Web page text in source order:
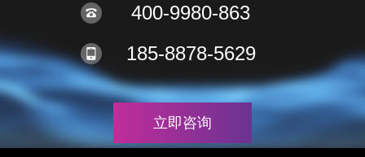
400-9980-863
185-8878-5629
立即咨询